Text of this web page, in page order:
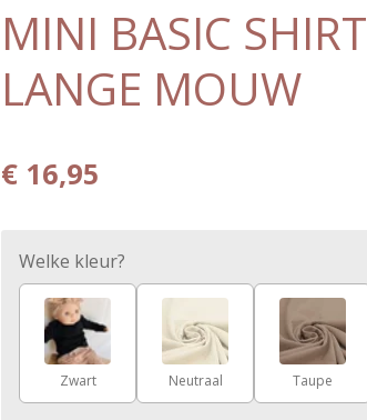
MINI BASIC SHIRT
LANGE MOUW
€ 16,95
Welke kleur?
Zwart Neutraal Taupe